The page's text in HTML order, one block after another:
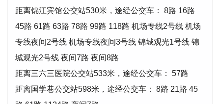
距离锦江宾馆公交站530米，途经公交车： 8路 16路
45路 61路 63路 78路 99路 118路 机场专线2号线 机场
专线夜间2号线 机场专线夜间3号线 锦城观光1号线 锦
城观光2号线 夜间7路 夜间8路
距离三六三医院公交站533米，途经公交车： 57路
距离国学巷公交站598米，途经公交车： 8路 21路 45